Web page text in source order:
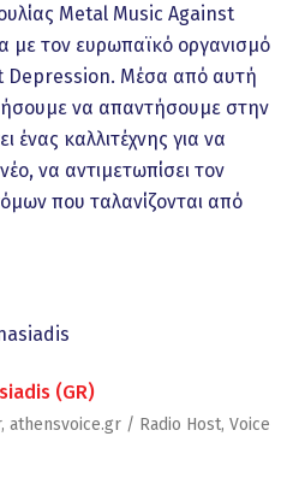
Metal Music Against
με τον ευρωπαϊκό οργανισμό
Depression. Μέσα από αυτή
να απαντήσουμε στην
ένας καλλιτέχνης για να
να αντιμετωπίσει τον
που ταλανίζονται από
(GR)
athensvoice.gr / Radio Host, Voice